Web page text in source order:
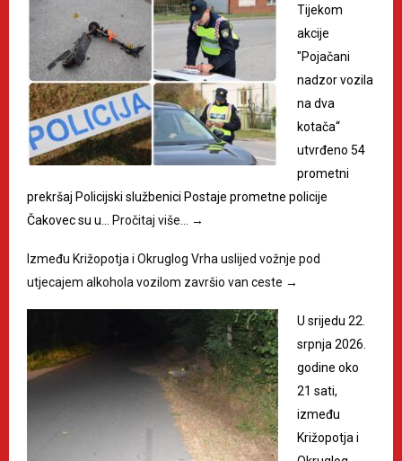
Tijekom
akcije
"Pojačani
nadzor vozila
na dva
kotača“
utvrđeno 54
prometni
prekršaj Policijski službenici Postaje prometne policije
Čakovec su u… Pročitaj više… →
Između Križopotja i Okruglog Vrha uslijed vožnje pod
utjecajem alkohola vozilom završio van ceste →
U srijedu 22.
srpnja 2026.
godine oko
21 sati,
između
Križopotja i